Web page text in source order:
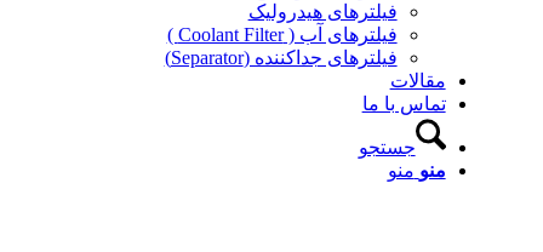
فیلترهای هیدرولیک
فیلترهای آب ( Coolant Filter )
فیلترهای جداکننده (Separator)
مقالات
تماس با ما
جستجو
منو منو